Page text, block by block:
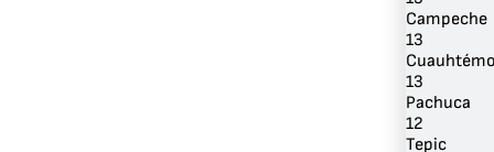
Campeche
13
13
Pachuca
12
Tepic